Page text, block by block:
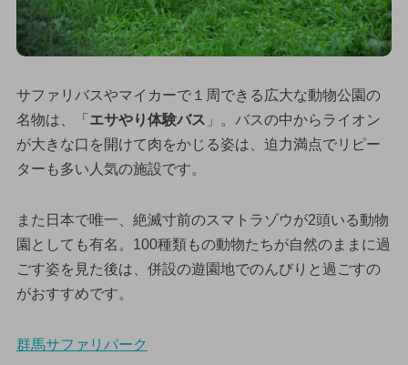
サファリバスやマイカーで１周できる広大な動物公園の
名物は、「 エサやり体験バス 」。バスの中からライオン
が大きな口を開けて肉をかじる姿は、迫力満点でリピー
ターも多い人気の施設です。
また日本で唯一、絶滅寸前のスマトラゾウが2頭いる動物
園としても有名。100種類もの動物たちが自然のままに過
ごす姿を見た後は、併設の遊園地でのんびりと過ごすの
がおすすめです。
群馬サファリパーク